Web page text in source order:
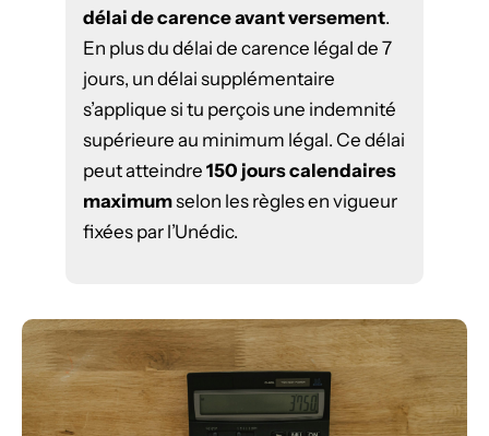
délai de carence avant versement.
En plus du délai de carence légal de 7
jours, un délai supplémentaire
s’applique si tu perçois une indemnité
supérieure au minimum légal. Ce délai
peut atteindre 150 jours calendaires
maximumselon les règles en vigueur
fixées par l’Unédic.